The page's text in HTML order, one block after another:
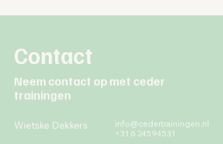
Contact
Neem contact op met ceder
trainingen
Wietske Dekkers
info@cedertrainingen.nl
+31 6 24594531